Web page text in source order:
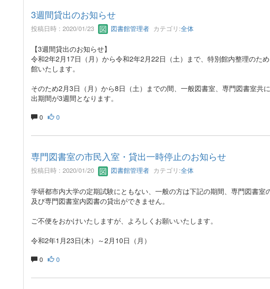
3週間貸出のお知らせ
投稿日時 : 2020/01/23 図書館管理者カテゴリ:全体
【3週間貸出のお知らせ】
令和2年2月17日（月）から令和2年2月22日（土）まで、特別館内整理のた
館いたします。
そのため2月3日（月）から8日（土）までの間、一般図書室、専門図書室共
出期間が3週間となります。
0 0
専門図書室の市民入室・貸出一時停止のお知らせ
投稿日時 : 2020/01/20 図書館管理者カテゴリ:全体
学研都市内大学の定期試験にともない、一般の方は下記の期間、専門図書室
及び専門図書室内図書の貸出ができません。
ご不便をおかけいたしますが、よろしくお願いいたします。
令和2年1月23日(木）～2月10日（月）
0 0